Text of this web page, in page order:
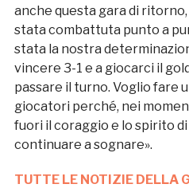
anche questa gara di ritorno,
stata combattuta punto a
stata la nostra
vincere 3-1 e a giocarci il
passare il turno. Voglio fare
giocatori perché, nei
fuori il coraggio e lo spirito
continuare a sognare».
TUTTE LE NOTIZIE DELLA